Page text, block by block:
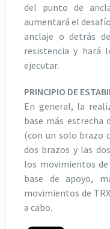
del punto de
aumentará el
anclaje o detrás
resistencia y hará
ejecutar.
PRINCIPIO DE
En general, la
base más estrecha
(con un solo brazo
dos brazos y las
los movimientos
base de apoyo,
movimientos de
a cabo.